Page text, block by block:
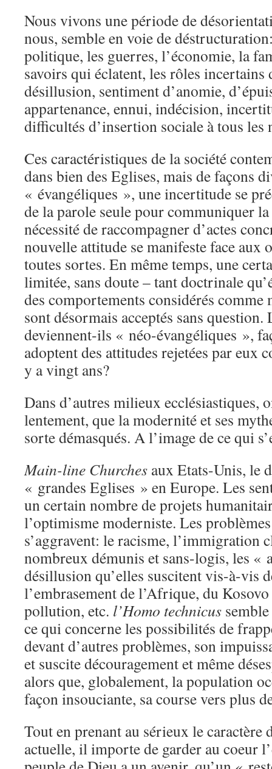
Nous vivons une période de
nous, semble en voie de
politique, les guerres, l’économie, la
savoirs qui éclatent, les rôles incertains
désillusion, sentiment d’anomie,
appartenance, ennui, indécision,
difficultés d’insertion sociale à tous
Ces caractéristiques de la société
dans bien des Eglises, mais de façons
« évangéliques », une incertitude se
de la parole seule pour communiquer
nécessité de raccompagner d’actes
nouvelle attitude se manifeste face aux
toutes sortes. En même temps, une
limitée, sans doute – tant doctrinale
des comportements considérés comme
sont désormais acceptés sans question.
deviennent-ils « néo-évangéliques »,
adoptent des attitudes rejetées par eux
y a vingt ans?
Dans d’autres milieux ecclésiastiques,
lentement, que la modernité et ses
sorte démasqués. A l’image de ce qui
Main-line Churches aux Etats-Unis, le
« grandes Eglises » en Europe. Les
un certain nombre de projets
l’optimisme moderniste. Les
s’aggravent: le racisme, l’immigration
nombreux démunis et sans-logis, les «
désillusion qu’elles suscitent vis-à-vis
l’embrasement de l’Afrique, du
pollution, etc. l’Homo technicus
ce qui concerne les possibilités de
devant d’autres problèmes, son
et suscite découragement et même
alors que, globalement, la population
façon insouciante, sa course vers plus
Tout en prenant au sérieux le caractère
actuelle, il importe de garder au coeur